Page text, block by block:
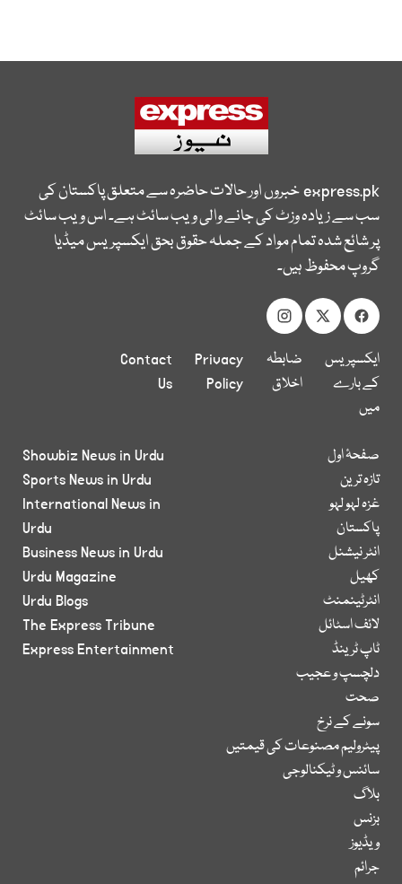
express.pkخبروں اور حالات حاضرہ سے متعلق پاکستان کی
سب سے زیادہ وزٹ کی جانے والی ویب سائٹ ہے۔ اس ویب سائٹ
پر شائع شدہ تمام مواد کے جملہ حقوق بحق ایکسپریس میڈیا
گروپ محفوظ ہیں۔
ایکسپریس
کے بارے
میں
ضابطہ
اخلاق
Privacy
Policy
Contact
Us
صفحۂ اول
تازہ ترین
غزہ لہو لہو
پاکستان
انٹر نیشنل
کھیل
انٹرٹینمنٹ
لائف اسٹائل
ٹاپ ٹرینڈ
دلچسپ و عجیب
صحت
سونے کے نرخ
پیٹرولیم مصنوعات کی قیمتیں
سائنس و ٹیکنالوجی
بلاگ
بزنس
ویڈیوز
جرائم
Showbiz News in Urdu
Sports News in Urdu
International News in
Urdu
Business News in Urdu
Urdu Magazine
Urdu Blogs
The Express Tribune
Express Entertainment